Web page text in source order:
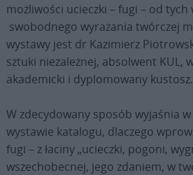
możliwości ucieczki – fugi – od
swobodnego wyrażania twórczej
wystawy jest dr Kazimierz
sztuki niezależnej, absolwent KUL,
akademicki i dyplomowany kustosz.
W zdecydowany sposób wyjaśnia
wystawie katalogu, dlaczego
fugi – z łaciny „ucieczki, pogoni,
wszechobecnej, jego zdaniem, w